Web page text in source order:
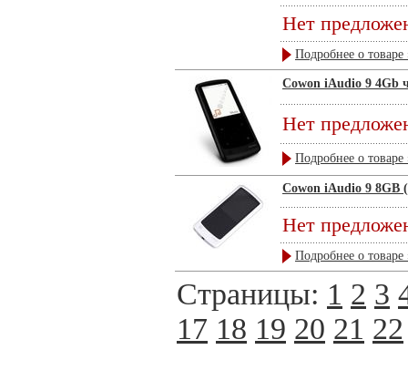
Нет
Подробнее о товаре
Cowon iAudio 9 4Gb
Нет
Подробнее о товаре
Cowon iAudio 9 8GB
Нет
Подробнее о товаре
Страницы: 1 2 3
17 18 19 20 21 22